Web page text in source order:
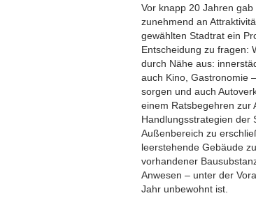
Vor knapp 20 Jahren
zunehmend an
gewählten Stadtrat ein
Entscheidung zu fragen:
durch Nähe aus:
auch Kino, Gastronomie
sorgen und auch
einem Ratsbegehren zur
Handlungsstrategien der
Außenbereich zu
leerstehende Gebäude
vorhandener
Anwesen – unter der
Jahr unbewohnt ist.